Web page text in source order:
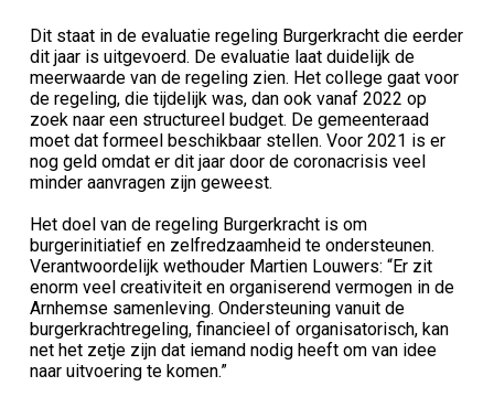
Dit staat in de evaluatie regeling Burgerkracht die eerder
dit jaar is uitgevoerd. De evaluatie laat duidelijk de
meerwaarde van de regeling zien. Het college gaat voor
de regeling, die tijdelijk was, dan ook vanaf 2022 op
zoek naar een structureel budget. De gemeenteraad
moet dat formeel beschikbaar stellen. Voor 2021 is er
nog geld omdat er dit jaar door de coronacrisis veel
minder aanvragen zijn geweest.
Het doel van de regeling Burgerkracht is om
burgerinitiatief en zelfredzaamheid te ondersteunen.
Verantwoordelijk wethouder Martien Louwers: “Er zit
enorm veel creativiteit en organiserend vermogen in de
Arnhemse samenleving. Ondersteuning vanuit de
burgerkrachtregeling, financieel of organisatorisch, kan
net het zetje zijn dat iemand nodig heeft om van idee
naar uitvoering te komen.”